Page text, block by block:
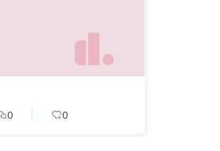
0 0